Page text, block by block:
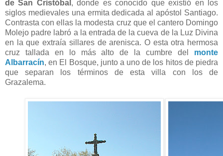
de San Cristóbal , donde es conocido que existió en los
siglos medievales una ermita dedicada al apóstol Santiago.
Contrasta con ellas la modesta cruz que el cantero Domingo
Molejo padre labró a la entrada de la cueva de la Luz Divina
en la que extraía sillares de arenisca. O esta otra hermosa
cruz tallada en lo más alto de la cumbre del monte
Albarracín, en El Bosque, junto a uno de los hitos de piedra
que separan los términos de esta villa con los de
Grazalema.